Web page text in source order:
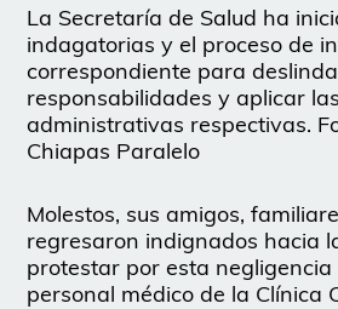
La Secretaría de Salud ha
indagatorias y el proceso de
correspondiente para
responsabilidades y aplicar
administrativas respectivas.
Chiapas Paralelo
Molestos, sus amigos,
regresaron indignados hacia
protestar por esta
personal médico de la Clínica